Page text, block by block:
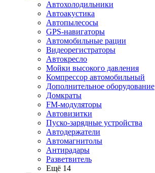
Автохолодильники
Автоакустика
Автопылесосы
GPS-навигаторы
Автомобильные рации
Видеорегистраторы
Автокресло
Мойки высокого давления
Компрессор автомобильный
Дополнительное оборудование
Домкраты
FM-модуляторы
Автовизитки
Пуско-зарядные устройства
Автодержатели
Автомагнитолы
Антирадары
Разветвитель
Ещё 14